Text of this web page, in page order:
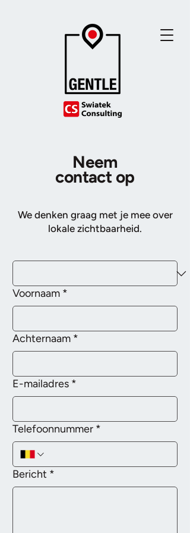
Neem
contact op
We denken graag met je mee over
lokale zichtbaarheid.
Voornaam *
Achternaam *
E-mailadres *
Telefoonnummer *
Bericht *